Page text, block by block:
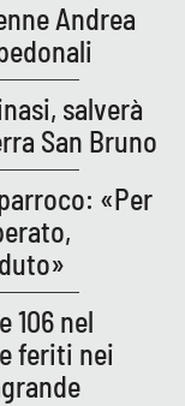
Andrea
salverà
San Bruno
«Per
106 nel
feriti nei